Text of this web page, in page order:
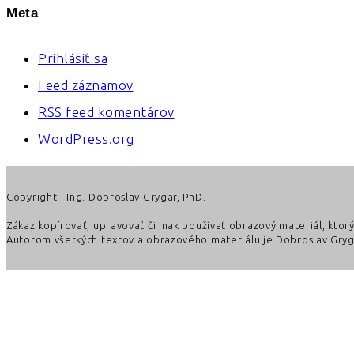
Meta
Prihlásiť sa
Feed záznamov
RSS feed komentárov
WordPress.org
Copyright - Ing. Dobroslav Grygar, PhD.
Zákaz kopírovať, upravovať či inak používať obrazový materiál,
Autorom všetkých textov a obrazového materiálu je Dobroslav